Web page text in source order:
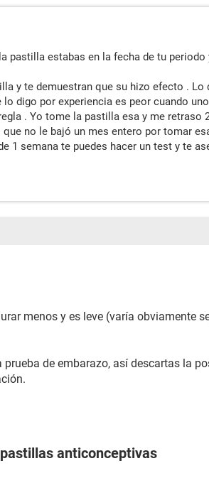
pastilla estabas en la fecha de tu periodo
y te demuestran que su hizo efecto . Lo
digo por experiencia es peor cuando
. Yo tome la pastilla esa y me retraso
no le bajó un mes entero por tomar
1 semana te puedes hacer un test y te
menos y es leve (varía obviamente
de embarazo, así descartas la
anticonceptivas